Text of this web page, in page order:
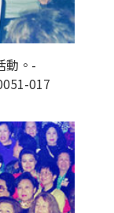
動。-
017